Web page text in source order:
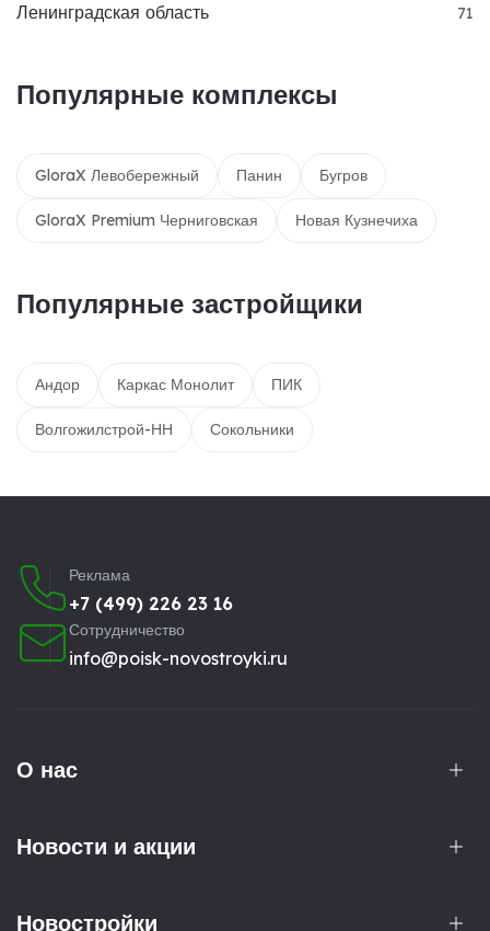
Ленинградская область 71
Популярные комплексы
GloraX Левобережный Панин Бугров
GloraX Premium Черниговская Новая Кузнечиха
Популярные застройщики
Андор Каркас Монолит ПИК
Волгожилстрой-НН Сокольники
Реклама
+7 (499) 226 23 16
Сотрудничество
info@poisk-novostroyki.ru
О нас
Новости и акции
Новостройки